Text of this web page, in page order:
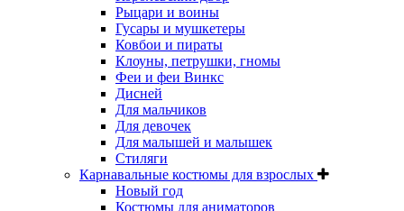
Рыцари и воины
Гусары и мушкетеры
Ковбои и пираты
Клоуны, петрушки, гномы
Феи и феи Винкс
Дисней
Для мальчиков
Для девочек
Для малышей и малышек
Стиляги
Карнавальные костюмы для взрослых
Новый год
Костюмы для аниматоров